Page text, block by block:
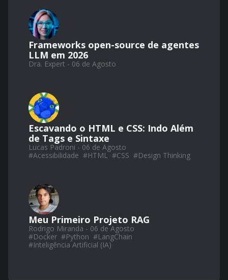
Frameworks open-source de agentes
LLM em 2026
Dra. Expert - 06 de Agosto
Escavando o HTML e CSS: Indo Além
de Tags e Sintaxe
Lucas Padroni - 06 de Agosto
#Acessibilidade #HTML #CSS #Design Thinking
Meu Primeiro Projeto RAG
Rodrigo Miranda - 06 de Agosto
#Docker #Python #LangChain
#Inteligência Artificial (IA)